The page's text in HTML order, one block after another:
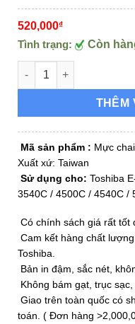
520,000₫
Tình trạng: Còn
Mực bơm Laser Màu
THÊM
Mã sản phẩm : Mực
Xuất xứ: Taiwan
Sử dụng cho: Toshiba
3540C / 4500C / 4540C /
Có chính sách giá rất tốt
Cam kết hàng chất
Toshiba.
Bản in đậm, sắc nét,
Không bám gạt, trục
Giao trên toàn quốc có
toán. ( Đơn hàng